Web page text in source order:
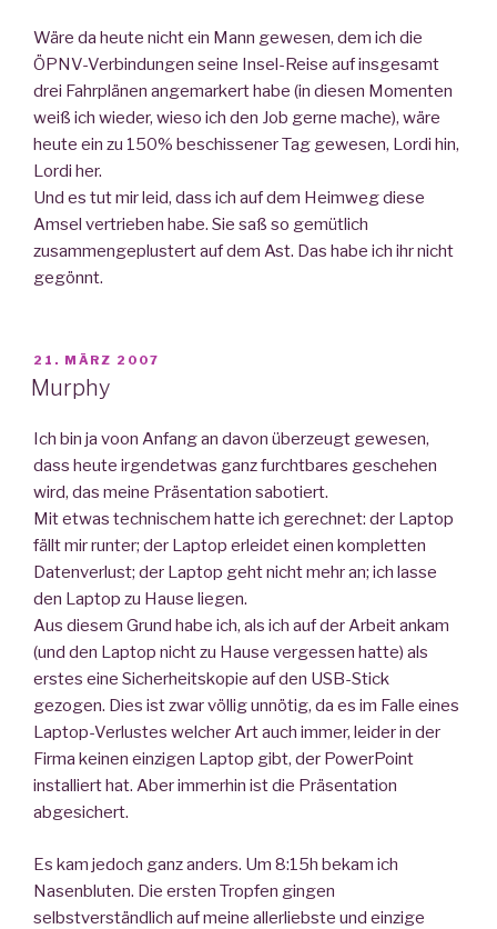
Wäre da heute nicht ein Mann gewesen, dem ich die
ÖPNV-Verbindungen seine Insel-Reise auf insgesamt
drei Fahrplänen angemarkert habe (in diesen Momenten
weiß ich wieder, wieso ich den Job gerne mache), wäre
heute ein zu 150% beschissener Tag gewesen, Lordi hin,
Lordi her.
Und es tut mir leid, dass ich auf dem Heimweg diese
Amsel vertrieben habe. Sie saß so gemütlich
zusammengeplustert auf dem Ast. Das habe ich ihr nicht
gegönnt.
VERÖFFENTLICHT
AM
21. MÄRZ 2007
Murphy
Ich bin ja voon Anfang an davon überzeugt gewesen,
dass heute irgendetwas ganz furchtbares geschehen
wird, das meine Präsentation sabotiert.
Mit etwas technischem hatte ich gerechnet: der Laptop
fällt mir runter; der Laptop erleidet einen kompletten
Datenverlust; der Laptop geht nicht mehr an; ich lasse
den Laptop zu Hause liegen.
Aus diesem Grund habe ich, als ich auf der Arbeit ankam
(und den Laptop nicht zu Hause vergessen hatte) als
erstes eine Sicherheitskopie auf den USB-Stick
gezogen. Dies ist zwar völlig unnötig, da es im Falle eines
Laptop-Verlustes welcher Art auch immer, leider in der
Firma keinen einzigen Laptop gibt, der PowerPoint
installiert hat. Aber immerhin ist die Präsentation
abgesichert.
Es kam jedoch ganz anders. Um 8:15h bekam ich
Nasenbluten. Die ersten Tropfen gingen
selbstverständlich auf meine allerliebste und einzige